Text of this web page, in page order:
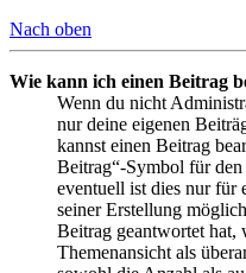
Nach oben
Wie kann ich einen Beitrag
Wenn du nicht
nur deine eigenen
kannst einen Beitrag
Beitrag“-Symbol für
eventuell ist dies nur für
seiner Erstellung
Beitrag geantwortet
Themenansicht als